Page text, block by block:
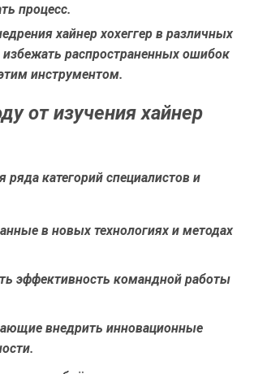
процесс.
хайнер хохеггер в различных
распространенных ошибок
инструментом.
от изучения хайнер
ряда категорий специалистов и
в новых технологиях и методах
эффективность командной работы
внедрить инновационные